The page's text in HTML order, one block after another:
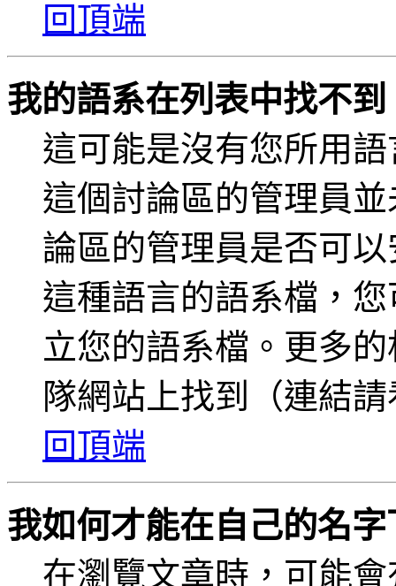
回頂端
我的語系在列表中找不到
這可能是沒有您所用
這個討論區的管理員
論區的管理員是否可
這種語言的語系檔，
立您的語系檔。更多
隊網站上找到（連結
回頂端
我如何才能在自己的名
在瀏覽文章時，可能